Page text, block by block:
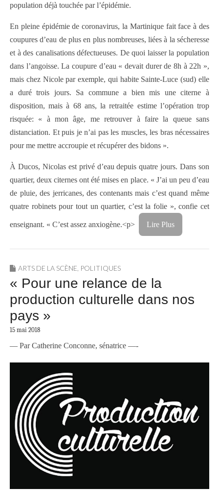
population déjà touchée par l’épidémie.
En pleine épidémie de coronavirus, la Martinique fait face à des
coupures d’eau de plus en plus nombreuses, liées à la sécheresse
et à des canalisations défectueuses. De quoi laisser la population
dans l’angoisse. La coupure d’eau « devait durer de 8h à 22h »,
mais chez Nicole par exemple, qui habite Sainte-Luce (sud) elle
a duré trois jours. Sa commune a bien mis une citerne à
disposition, mais à 68 ans, la retraitée estime l’opération trop
risquée: « à mon âge, me retrouver à faire la queue sans
distanciation. Et puis je n’ai pas les muscles, les bras nécessaires
pour me mettre accroupie et récupérer des bidons ».
À Ducos, Nicolas est privé d’eau depuis quatre jours. Dans son
quartier, deux citernes ont été mises en place. « J’ai un peu d’eau
de pluie, des jerricanes, des contenants mais c’est quand même
quatre robinets pour tout un quartier, c’est la folie », confie cet
enseignant. « C’est assez anxiogène.<p> Lire Plus
ARTS DE LA SCÈNE POLITIQUES
« Pour une relance de la
production culturelle dans nos
pays »
15 mai 2018
— Par Catherine Conconne, sénatrice —-